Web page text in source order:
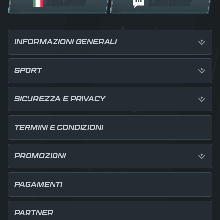
ITALIANO LIVE CHAT
INFORMAZIONI GENERALI
SPORT
SICUREZZA E PRIVACY
TERMINI E CONDIZIONI
PROMOZIONI
PAGAMENTI
PARTNER